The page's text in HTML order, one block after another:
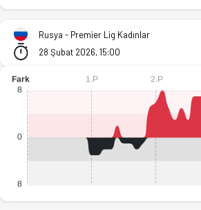
BC Samara (K) - MBA Moskow (K)
Rusya - Premier Lig Kadınlar
28 Şubat 2026, 15:00